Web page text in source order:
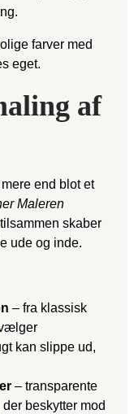
farver med
eget.
af
end blot et
Maleren
skaber
ude og inde.
– fra klassisk
kan slippe ud,
– transparente
beskytter mod